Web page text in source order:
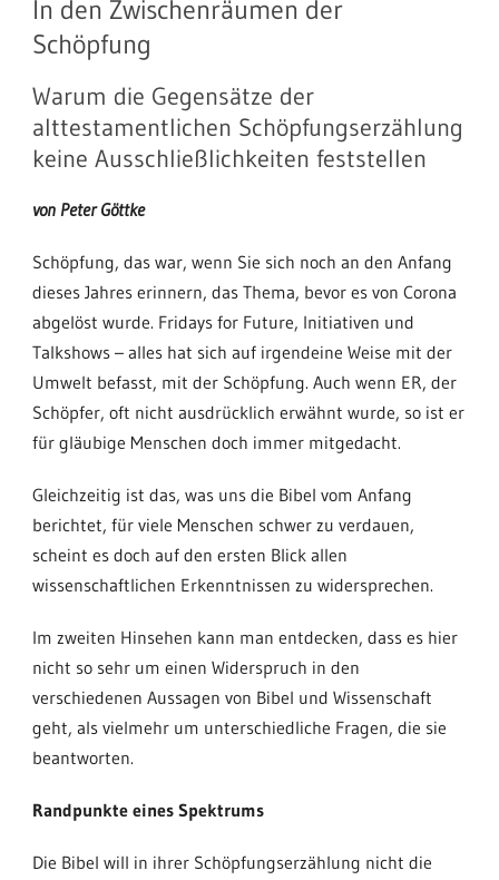
In den Zwischenräumen der
Schöpfung
Warum die Gegensätze der
alttestamentlichen Schöpfungserzählung
keine Ausschließlichkeiten feststellen
von Peter Göttke
Schöpfung, das war, wenn Sie sich noch an den Anfang
dieses Jahres erinnern, das Thema, bevor es von Corona
abgelöst wurde. Fridays for Future, Initiativen und
Talkshows – alles hat sich auf irgendeine Weise mit der
Umwelt befasst, mit der Schöpfung. Auch wenn ER, der
Schöpfer, oft nicht ausdrücklich erwähnt wurde, so ist er
für gläubige Menschen doch immer mitgedacht.
Gleichzeitig ist das, was uns die Bibel vom Anfang
berichtet, für viele Menschen schwer zu verdauen,
scheint es doch auf den ersten Blick allen
wissenschaftlichen Erkenntnissen zu widersprechen.
Im zweiten Hinsehen kann man entdecken, dass es hier
nicht so sehr um einen Widerspruch in den
verschiedenen Aussagen von Bibel und Wissenschaft
geht, als vielmehr um unterschiedliche Fragen, die sie
beantworten.
Randpunkte eines Spektrums
Die Bibel will in ihrer Schöpfungserzählung nicht die